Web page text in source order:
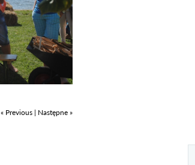
« Previous | Następne »